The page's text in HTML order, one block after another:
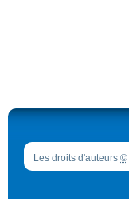
Les droits d'auteurs ©